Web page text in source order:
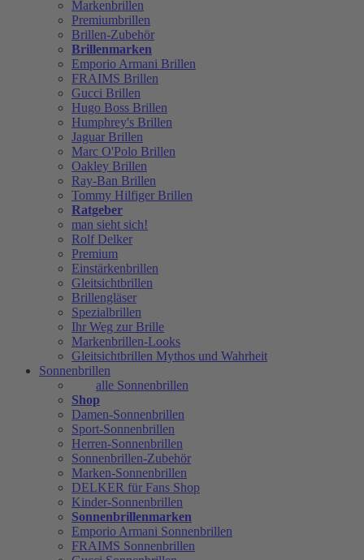
Markenbrillen
Premiumbrillen
Brillen-Zubehör
Brillenmarken
Emporio Armani Brillen
FRAIMS Brillen
Gucci Brillen
Hugo Boss Brillen
Humphrey's Brillen
Jaguar Brillen
Marc O'Polo Brillen
Oakley Brillen
Ray-Ban Brillen
Tommy Hilfiger Brillen
Ratgeber
man sieht sich!
Rolf Delker
Premium
Einstärkenbrillen
Gleitsichtbrillen
Brillengläser
Spezialbrillen
Ihr Weg zur Brille
Markenbrillen-Looks
Gleitsichtbrillen Mythos und Wahrheit
Sonnenbrillen
alle Sonnenbrillen
Shop
Damen-Sonnenbrillen
Sport-Sonnenbrillen
Herren-Sonnenbrillen
Sonnenbrillen-Zubehör
Marken-Sonnenbrillen
DELKER für Fans Shop
Kinder-Sonnenbrillen
Sonnenbrillenmarken
Emporio Armani Sonnenbrillen
FRAIMS Sonnenbrillen